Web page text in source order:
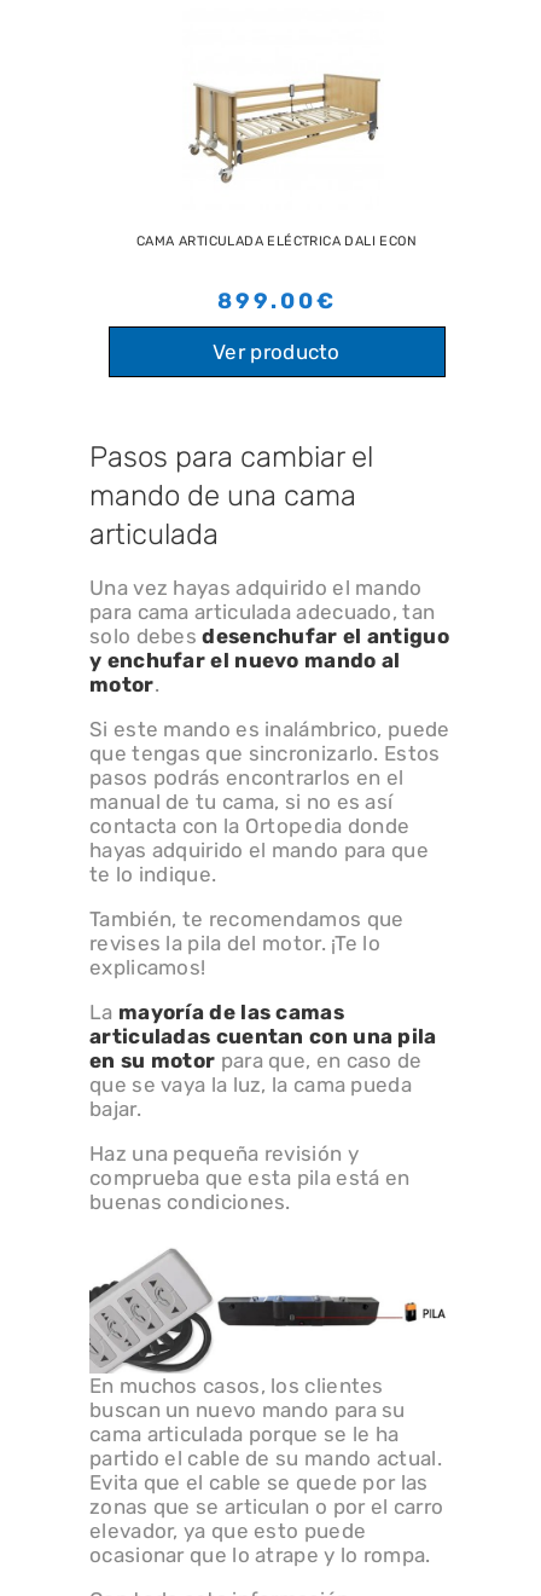
CAMA ARTICULADA ELÉCTRICA DALI ECON
899.00€
Ver producto
Pasos para cambiar el
mando de una cama
articulada
Una vez hayas adquirido el mando
para cama articulada adecuado, tan
solo debesdesenchufar el antiguo
y enchufar el nuevo mando al
motor.
Si este mando es inalámbrico, puede
que tengas que sincronizarlo. Estos
pasos podrás encontrarlos en el
manual de tu cama, si no es así
contacta con la Ortopedia donde
hayas adquirido el mando para que
te lo indique.
También, te recomendamos que
revises la pila del motor. ¡Te lo
explicamos!
La mayoría de las camas
articuladas cuentan con una pila
en su motor para que, en caso de
que se vaya la luz, la cama pueda
bajar.
Haz una pequeña revisión y
comprueba que esta pila está en
buenas condiciones.
En muchos casos, los clientes
buscan un nuevo mando para su
cama articulada porque se le ha
partido el cable de su mando actual.
Evita que el cable se quede por las
zonas que se articulan o por el carro
elevador, ya que esto puede
ocasionar que lo atrape y lo rompa.